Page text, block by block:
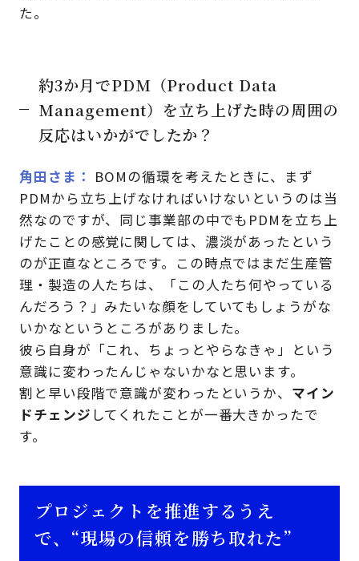
た。
約3か月でPDM（Product Data
Management）を立ち上げた時の周囲の
反応はいかがでしたか？
角田さま
BOMの循環を考えたときに、まず
PDMから立ち上げなければいけないというのは当
然なのですが、同じ事業部の中でもPDMを立ち上
げたことの感覚に関しては、濃淡があったという
のが正直なところです。この時点ではまだ生産管
理・製造の人たちは、「この人たち何やっている
んだろう？」みたいな顔をしていてもしょうがな
いかなというところがありました。
彼ら自身が「これ、ちょっとやらなきゃ」という
意識に変わったんじゃないかなと思います。
割と早い段階で意識が変わったというか、 マイン
ドチェンジ してくれたことが一番大きかったで
す。
プロジェクトを推進するうえ
で、“現場の信頼を勝ち取れた”